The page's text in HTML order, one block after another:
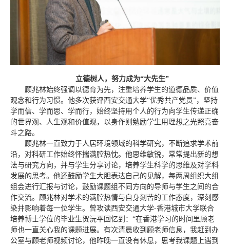
立德树人，努力成为“大先生”
顾兆林始终强调以德育为先，注重培养学生的道德品质、价值
观念和行为习惯。他多次获评西安交通大学“优秀共产党员”，坚持
学而信、学而思、学而行，始终坚持用个人的行为向学生传递正确
的世界观、人生观和价值观，以身作则勉励学生用理想之光照亮奋
斗之路。
顾兆林一直致力于人居环境领域的科学研究，不断追求学术前
沿，对科研工作始终怀揣满腔热忱。他思维敏锐，常常提出新的想
法与研究方向，并与学生分享讨论，培养学生科学的思维及对学科
发展的思考。他还鼓励学生大胆表达自己的见解，每两周组织大组
组会进行汇报与讨论，鼓励课题组不同方向的导师与学生之间的合
作交流。顾兆林对学术的满腔热情与自身刻苦的工作态度，深刻感
染并影响着每一位学生。曾攻读西安交通大学-香港城市大学联合
培养博士学位的毕业生贺沅平回忆到：“在香港学习的时间里顾老
师也一直关心我的课题进展。有次清晨收到顾老师信息，我赶到办
公室与顾老师视频讨论，他昨晚一直没有休息，思考我课题上遇到